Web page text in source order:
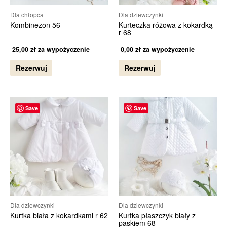
Dla chłopca
Kombinezon 56
25,00 zł za wypożyczenie
Rezerwuj
Dla dziewczynki
Kurteczka różowa z kokardką
r 68
0,00 zł za wypożyczenie
Rezerwuj
Save
Dla dziewczynki
Kurtka biała z kokardkami r 62
Save
Dla dziewczynki
Kurtka płaszczyk biały z
paskiem 68